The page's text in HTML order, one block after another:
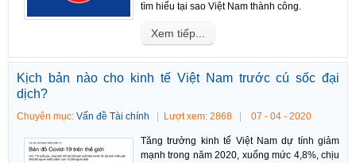
tìm hiểu tại sao Việt Nam thành công.
Xem tiếp...
Kịch bản nào cho kinh tế Việt Nam trước cú sốc đại
dịch?
Chuyên mục: Vấn đề Tài chính Lượt xem: 2868 07 - 04 - 2020
Tăng trưởng kinh tế Việt Nam dự tính giảm
mạnh trong năm 2020, xuống mức 4,8%, chịu